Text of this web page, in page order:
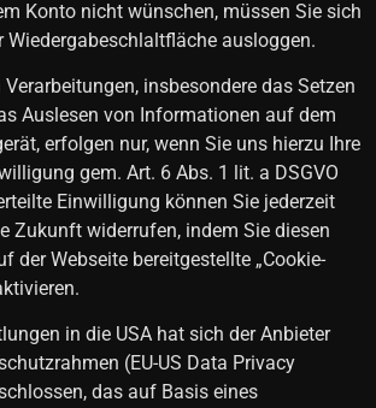
Konto nicht wünschen, müssen Sie sich
Wiedergabeschlaltfläche ausloggen.
insbesondere das Setzen
Auslesen von Informationen auf dem
erfolgen nur, wenn Sie uns hierzu Ihre
gem. Art. 6 Abs. 1 lit. a DSGVO
Einwilligung können Sie jederzeit
Zukunft widerrufen, indem Sie diesen
der Webseite bereitgestellte „Cookie-
in die USA hat sich der Anbieter
(EU-US Data Privacy
das auf Basis eines